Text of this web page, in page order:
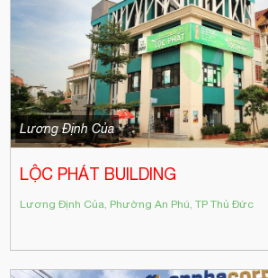
Lương Định Của
LỘC PHÁT BUILDING
Lương Định Của, Phường An Phú, TP Thủ Đức